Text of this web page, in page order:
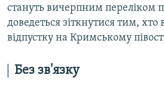
стануть вичерпним переліком
доведеться зіткнутися тим,
відпустку на Кримському
Без зв'язку